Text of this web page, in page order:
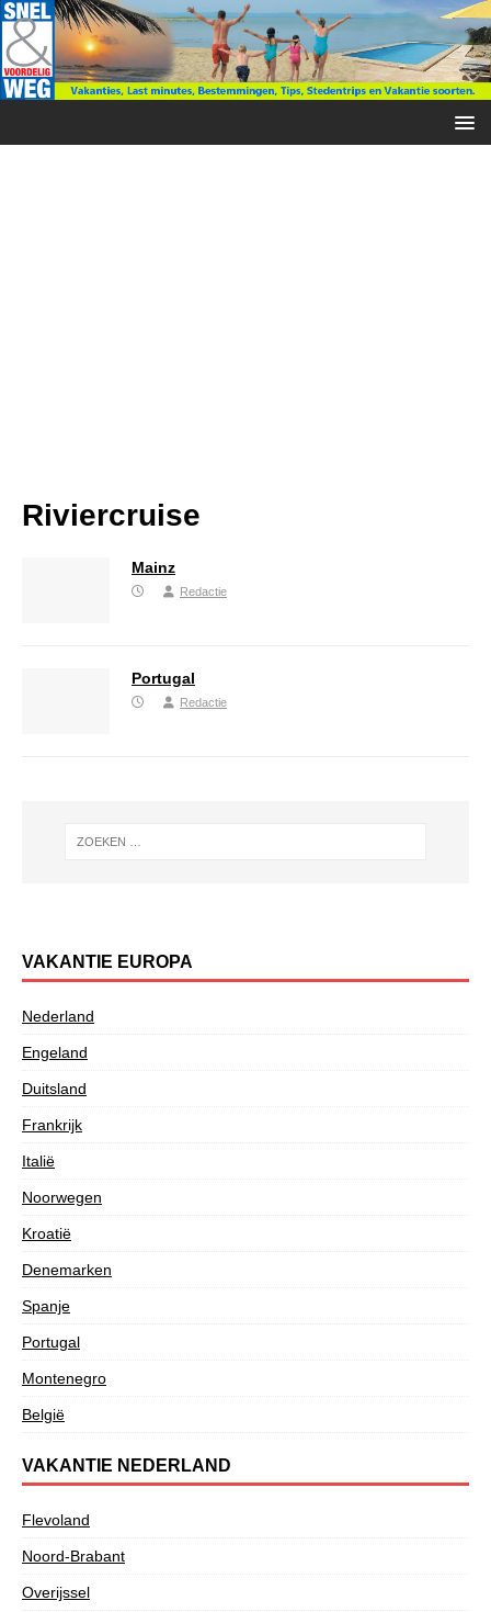
Riviercruise
Mainz
Redactie
Portugal
Redactie
VAKANTIE EUROPA
Nederland
Engeland
Duitsland
Frankrijk
Italië
Noorwegen
Kroatië
Denemarken
Spanje
Portugal
Montenegro
België
VAKANTIE NEDERLAND
Flevoland
Noord-Brabant
Overijssel